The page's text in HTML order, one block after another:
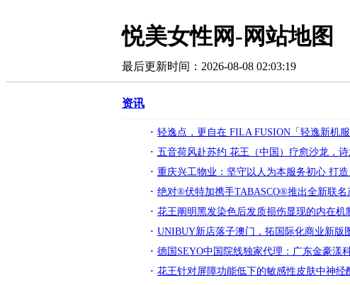
悦美女性网-网站地图
最后更新时间：2026-08-08 02:03:19
资讯
轻逸点，更自在 FILA FUSION「轻逸新机
五音荷风赴苏约 花王（中国）疗愈沙龙，
重庆兴工物业：坚守以人为本服务初心 打
绝对®伏特加携手TABASCO®推出全新联
花王阐明黑发染色后发质损伤显现的内在机
UNIBUY新店落子澳门，拓国际化商业新版
德国SEYO中国院线独家代理：广东金豪漾
花王针对屏障功能低下的敏感性皮肤中神经